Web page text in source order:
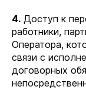
4. Доступ к
работники,
Оператора,
связи с
договорных